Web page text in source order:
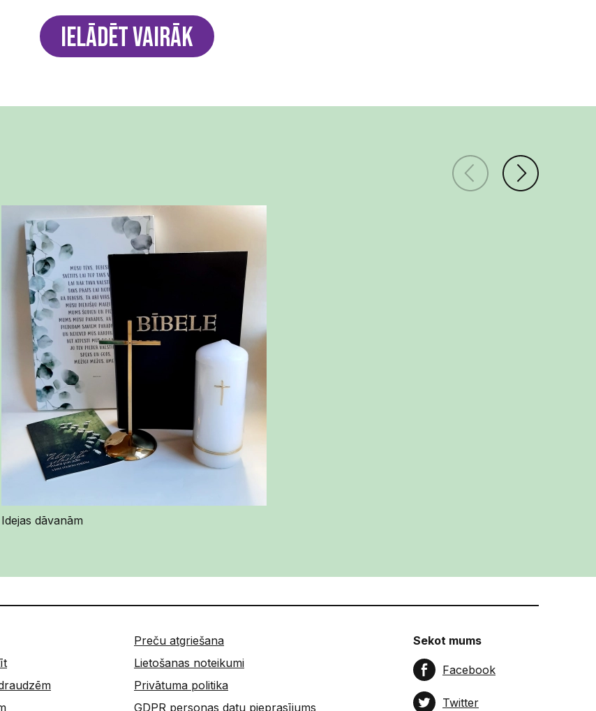
Ielādēt vairāk
Idejas dāvanām
Preču atgriešana
Lietošanas noteikumi
Privātuma politika
GDPR personas datu pieprasījums
Sekot mums
Facebook
Twitter